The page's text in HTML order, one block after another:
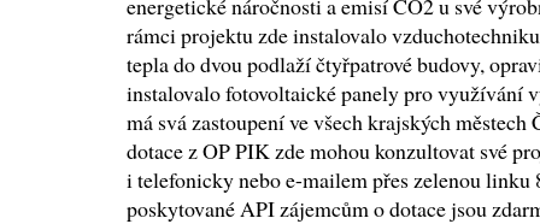
energetické náročnosti a emisí CO2 u své
rámci projektu zde instalovalo
tepla do dvou podlaží čtyřpatrové budovy,
instalovalo fotovoltaické panely pro využívání
má svá zastoupení ve všech krajských
dotace z OP PIK zde mohou konzultovat své
i telefonicky nebo e-mailem přes zelenou linku
poskytované API zájemcům o dotace jsou